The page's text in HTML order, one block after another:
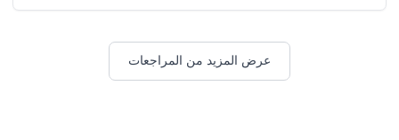
عرض المزيد من المراجعات